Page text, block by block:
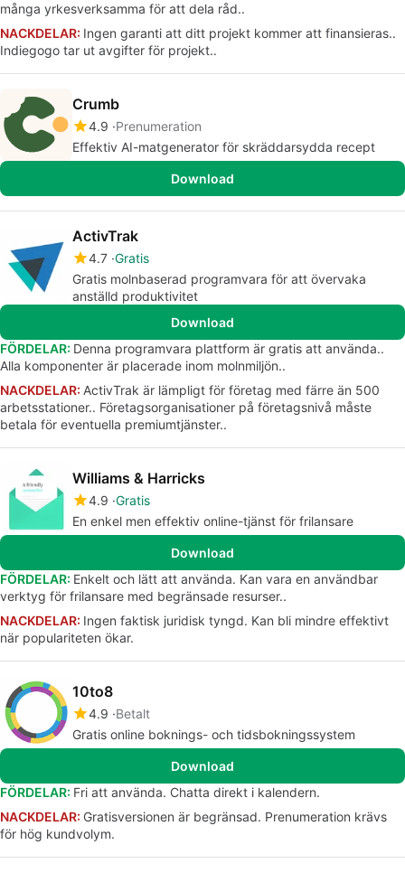
många yrkesverksamma för att dela råd..
NACKDELAR: Ingen garanti att ditt projekt kommer att finansieras..
Indiegogo tar ut avgifter för projekt..
Crumb
4.9 Prenumeration
Effektiv AI-matgenerator för skräddarsydda recept
Download
ActivTrak
4.7 Gratis
Gratis molnbaserad programvara för att övervaka
anställd produktivitet
Download
FÖRDELAR: Denna programvara plattform är gratis att använda..
Alla komponenter är placerade inom molnmiljön..
NACKDELAR: ActivTrak är lämpligt för företag med färre än 500
arbetsstationer.. Företagsorganisationer på företagsnivå måste
betala för eventuella premiumtjänster..
Williams & Harricks
4.9 Gratis
En enkel men effektiv online-tjänst för frilansare
Download
FÖRDELAR: Enkelt och lätt att använda. Kan vara en användbar
verktyg för frilansare med begränsade resurser..
NACKDELAR: Ingen faktisk juridisk tyngd. Kan bli mindre effektivt
när populariteten ökar.
10to8
4.9 Betalt
Gratis online boknings- och tidsbokningssystem
Download
FÖRDELAR: Fri att använda. Chatta direkt i kalendern.
NACKDELAR: Gratisversionen är begränsad. Prenumeration krävs
för hög kundvolym.